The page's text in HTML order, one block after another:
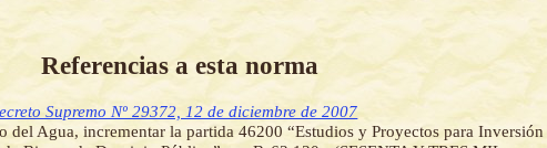
Referencias a esta norma
Supremo Nº 29372, 12 de diciembre de 2007
del Agua, incrementar la partida 46200 “Estudios y Proyectos para Inversión